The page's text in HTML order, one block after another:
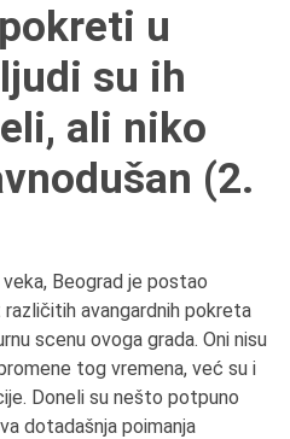
u
su ih
ali niko
(2.
Beograd je postao
avangardnih pokreta
scenu ovoga grada. Oni nisu
tog vremena, već su i
Doneli su nešto potpuno
dotadašnja poimanja